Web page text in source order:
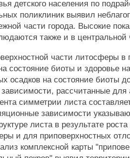
детского населения по
поликлиник выявил
части города. Высокие
также и в центральной
части литосферы в
состояние биоты и здоровье
осадков на состояние биоты
зависимости, рассчитанные
симметрии листа
зависимости
листа в результате роста
и для приповерхностных
комплексной карты